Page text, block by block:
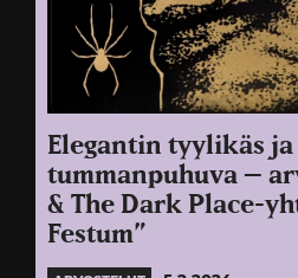
Elegantin tyylikäs ja
tummanpuhuva –
& The Dark Place-
Festum”